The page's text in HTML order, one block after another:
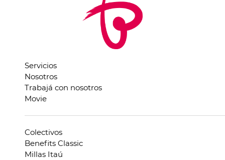
Servicios
Nosotros
Trabajá con nosotros
Movie
Colectivos
Benefits Classic
Millas Itaú